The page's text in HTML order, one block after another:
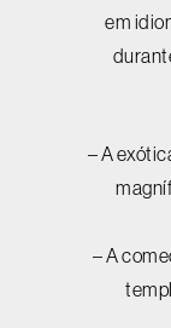
em
– A
– A